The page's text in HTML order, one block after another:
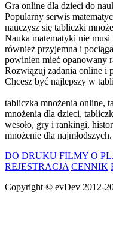
Gra online dla dzieci do
Popularny serwis
nauczysz się tabliczki
Nauka matematyki nie
również przyjemna i
powinien mieć opanowany
Rozwiązuj zadania online i
Chcesz być najlepszy w
tabliczka mnożenia online,
mnożenia dla dzieci,
wesoło, gry i rankingi,
mnożenie dla najmłodszych.
DO DRUKU FILMY O
REJESTRACJA CENNIK
Copyright © evDev 2012-